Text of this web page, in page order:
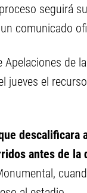
seguirá
comunicado
Apelaciones de
jueves el
descalificara
antes de la